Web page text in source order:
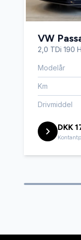
Tonede
Varme i
VW
2,0 TDi 190
Modelår
Km
Drivmiddel
DKK